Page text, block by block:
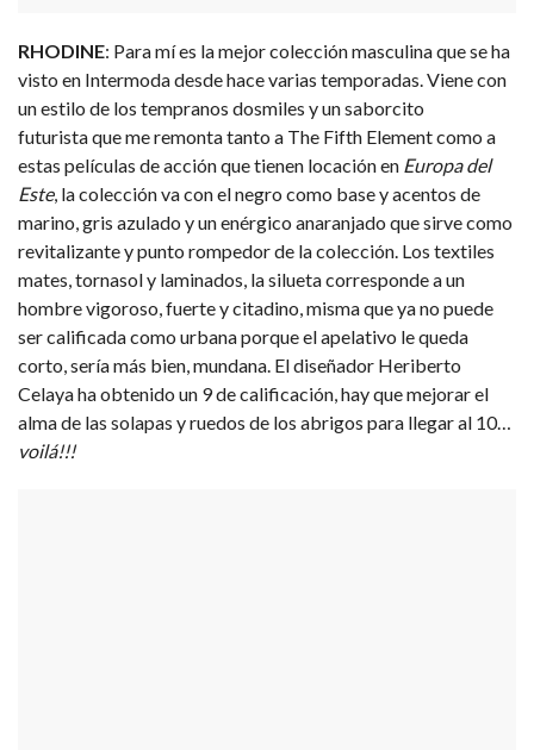
RHODINE: Para mí es la mejor colección masculina que se ha
visto en Intermoda desde hace varias temporadas. Viene con
un estilo de los tempranos dosmiles y un saborcito
futurista que me remonta tanto a The Fifth Element como a
estas películas de acción que tienen locación en Europa del
Este, la colección va con el negro como base y acentos de
marino, gris azulado y un enérgico anaranjado que sirve como
revitalizante y punto rompedor de la colección. Los textiles
mates, tornasol y laminados, la silueta corresponde a un
hombre vigoroso, fuerte y citadino, misma que ya no puede
ser calificada como urbana porque el apelativo le queda
corto, sería más bien, mundana. El diseñador Heriberto
Celaya ha obtenido un 9 de calificación, hay que mejorar el
alma de las solapas y ruedos de los abrigos para llegar al 10…
voilá!!!